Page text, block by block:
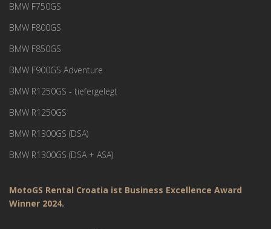
BMW F750GS
BMW F800GS
BMW F850GS
BMW F900GS Adventure
BMW R1250GS - tiefergelegt
BMW R1250GS
BMW R1300GS (DSA)
BMW R1300GS (DSA + ASA)
MotoGS Rental Croatia ist Business Excellence Award
Winner 2024.